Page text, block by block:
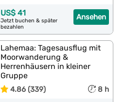
Ansehen
US$ 41
Jetzt buchen & später
bezahlen
Lahemaa: Tagesausflug mit
Moorwanderung &
Herrenhäusern in kleiner
Gruppe
4.86 (339) 8 h